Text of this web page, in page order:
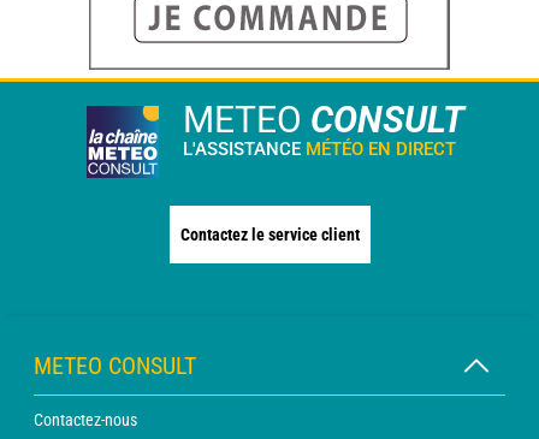
METEO CONSULT
L'ASSISTANCE MÉTÉO EN DIRECT
Contactez le service client
METEO CONSULT
Contactez-nous